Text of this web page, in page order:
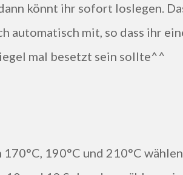
automatisch mit, so dass ihr
mal besetzt sein sollte^^
190°C und 210°C